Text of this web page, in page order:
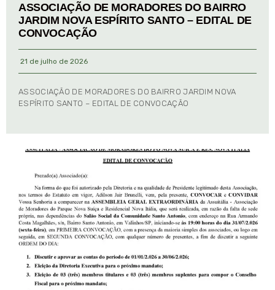
ASSOCIAÇÃO DE MORADORES DO BAIRRO
JARDIM NOVA ESPÍRITO SANTO – EDITAL DE
CONVOCAÇÃO
21 de julho de 2026
ASSOCIAÇÃO DE MORADORES DO BAIRRO JARDIM NOVA
ESPÍRITO SANTO – EDITAL DE CONVOCAÇÃO